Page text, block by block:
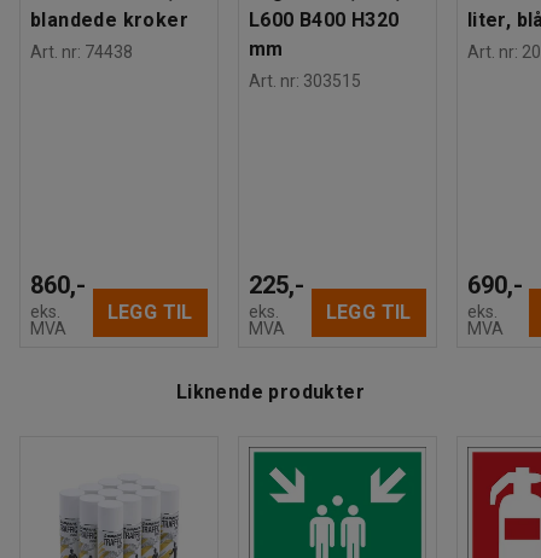
blandede kroker
Art. nr: 74438
860,-
eks.
MVA
LEGG TIL
L600 B400 H320
mm
Art. nr: 303515
225,-
eks.
MVA
LEGG TIL
liter,
Art. nr:
690,-
eks.
MVA
Liknende produkter